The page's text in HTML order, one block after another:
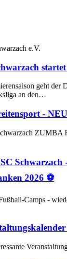
e.V.
geht der
an den…
-
ZUMBA
Schwarzach
2026 ⚽
Camps -